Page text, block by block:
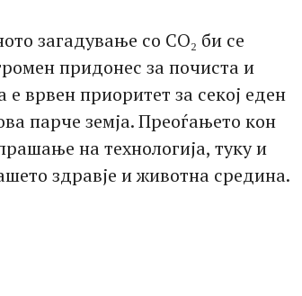
загадување со CO₂ би се
придонес за почиста и
врвен приоритет за секој еден
парче земја. Преоѓањето кон
на технологија, туку и
здравје и животна средина.